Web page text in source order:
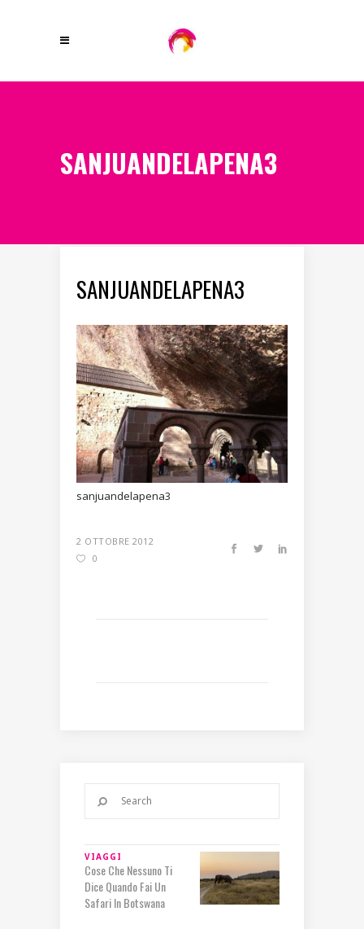
SANJUANDELAPENA3
SANJUANDELAPENA3
sanjuandelapena3
2 OTTOBRE 2012
0
VIAGGI
Cose Che Nessuno Ti
Dice Quando Fai Un
Safari In Botswana